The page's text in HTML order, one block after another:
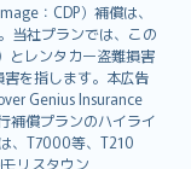
：CDP）補償は、
当社プランでは、この
とレンタカー盗難損害
を指します。本広告
Genius Insurance
補償プランのハイライ
、T7000等、T210
リスタウン